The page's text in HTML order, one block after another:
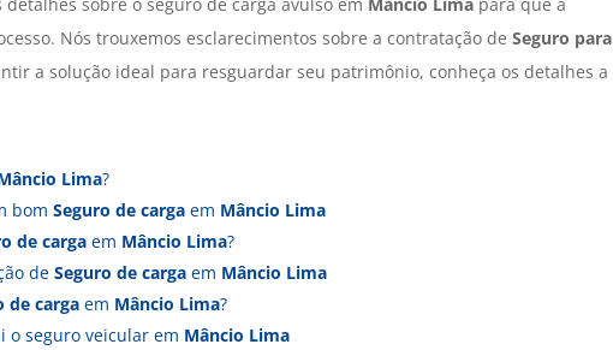
Nós trouxemos esclarecimentos sobre a contratação de Seguro para
a solução ideal para resguardar seu patrimônio, conheça os detalhes a
Lima?
bom Seguro de cargaem Mâncio Lima
de cargaem Mâncio Lima?
de Seguro de cargaem Mâncio Lima
de cargaem Mâncio Lima?
seguro veicular em Mâncio Lima